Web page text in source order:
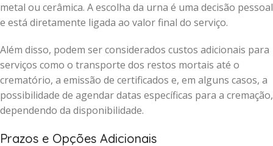
metal ou cerâmica. A escolha da urna é uma decisão pessoal
e está diretamente ligada ao valor final do serviço.
Além disso, podem ser considerados custos adicionais para
serviços como o transporte dos restos mortais até o
crematório, a emissão de certificados e, em alguns casos, a
possibilidade de agendar datas específicas para a cremação,
dependendo da disponibilidade.
Prazos e Opções Adicionais